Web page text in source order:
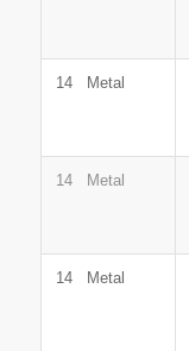
14 Metal
14 Metal
14 Metal